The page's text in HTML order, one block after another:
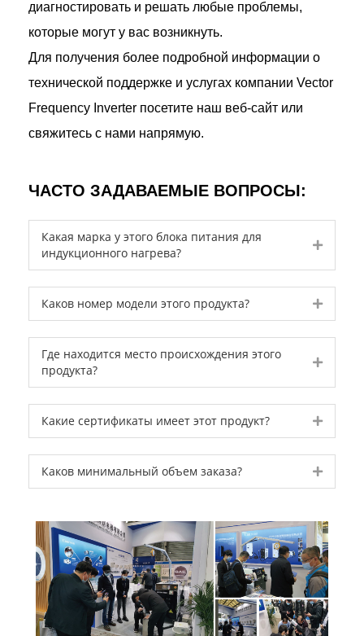
диагностировать и решать любые проблемы,
которые могут у вас возникнуть.
Для получения более подробной информации о
технической поддержке и услугах компании Vector
Frequency Inverter посетите наш веб-сайт или
свяжитесь с нами напрямую.
ЧАСТО ЗАДАВАЕМЫЕ ВОПРОСЫ:
Какая марка у этого блока питания для
индукционного нагрева?
Expand
Каков номер модели этого продукта? Expand
Где находится место происхождения этого
продукта?
Expand
Какие сертификаты имеет этот продукт? Expand
Каков минимальный объем заказа? Expand